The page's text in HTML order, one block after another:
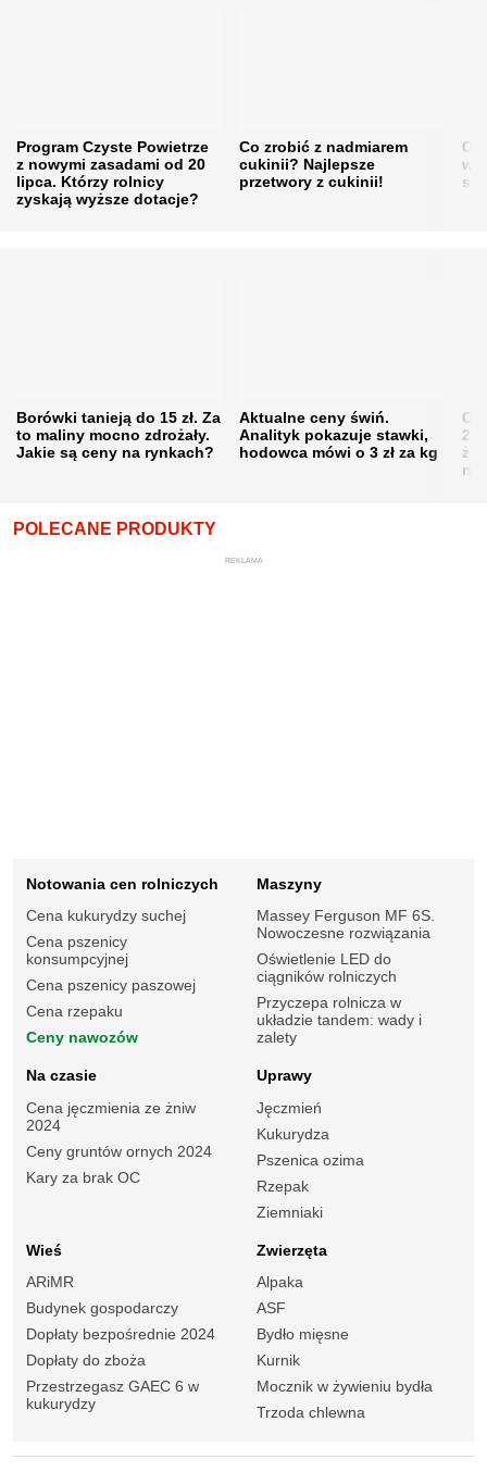
Program Czyste Powietrze
z nowymi zasadami od 20
lipca. Którzy rolnicy
zyskają wyższe dotacje?
Co zrobić z nadmiarem
cukinii? Najlepsze
przetwory z cukinii!
w
Borówki tanieją do 15 zł. Za
to maliny mocno zdrożały.
Jakie są ceny na rynkach?
Aktualne ceny świń.
Analityk pokazuje stawki,
hodowca mówi o 3 zł za kg
POLECANE PRODUKTY
REKLAMA
Notowania cen rolniczych
Cena kukurydzy suchej
Cena pszenicy
konsumpcyjnej
Cena pszenicy paszowej
Cena rzepaku
Ceny nawozów
Maszyny
Massey Ferguson MF 6S.
Nowoczesne rozwiązania
Oświetlenie LED do
ciągników rolniczych
Przyczepa rolnicza w
układzie tandem: wady i
zalety
Na czasie
Cena jęczmienia ze żniw
2024
Ceny gruntów ornych 2024
Kary za brak OC
Uprawy
Jęczmień
Kukurydza
Pszenica ozima
Rzepak
Ziemniaki
Wieś
ARiMR
Budynek gospodarczy
Dopłaty bezpośrednie 2024
Dopłaty do zboża
Przestrzegasz GAEC 6 w
kukurydzy
Zwierzęta
Alpaka
ASF
Bydło mięsne
Kurnik
Mocznik w żywieniu bydła
Trzoda chlewna